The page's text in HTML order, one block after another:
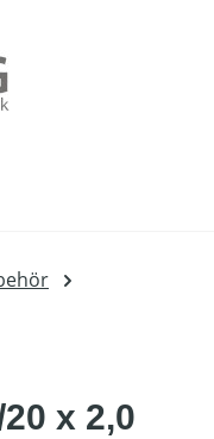
x 2,0